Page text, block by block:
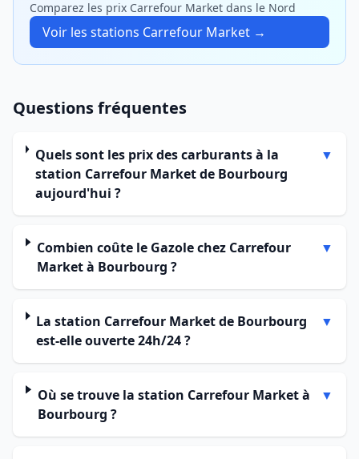
Comparez les prix Carrefour Market dans le Nord
Voir les stations Carrefour Market →
Questions fréquentes
Quels sont les prix des carburants à la
station Carrefour Market de Bourbourg
aujourd'hui ?
▼
Combien coûte le Gazole chez Carrefour
Market à Bourbourg ?
▼
La station Carrefour Market de Bourbourg
est-elle ouverte 24h/24 ?
▼
Où se trouve la station Carrefour Market à
Bourbourg ?
▼